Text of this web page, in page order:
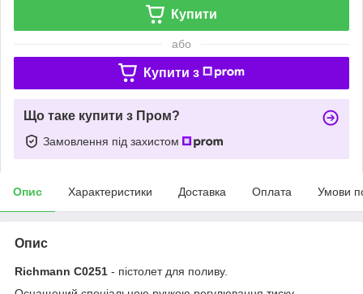
Купити
або
Купити з
Що таке купити з Пром?
Замовлення під захистом
Опис Характеристики Доставка Оплата Умови
Опис
Richmann C0251 - пістолет для поливу.